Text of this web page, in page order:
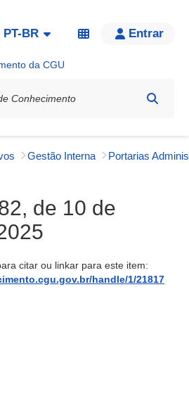
PT-BR Entrar
da CGU
Gestão Interna
de 10 de
citar ou linkar para este item:
handle/1/21817